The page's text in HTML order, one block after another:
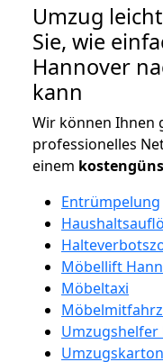
Umzug
Sie, wie
Hannover
kann
Wir können Ihnen
professionelles
einem
Entrümpelung
Möbellift
Möbeltaxi
Umzugshelfer